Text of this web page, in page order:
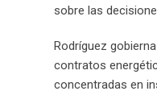
sobre las
Rodríguez
contratos
concentradas en